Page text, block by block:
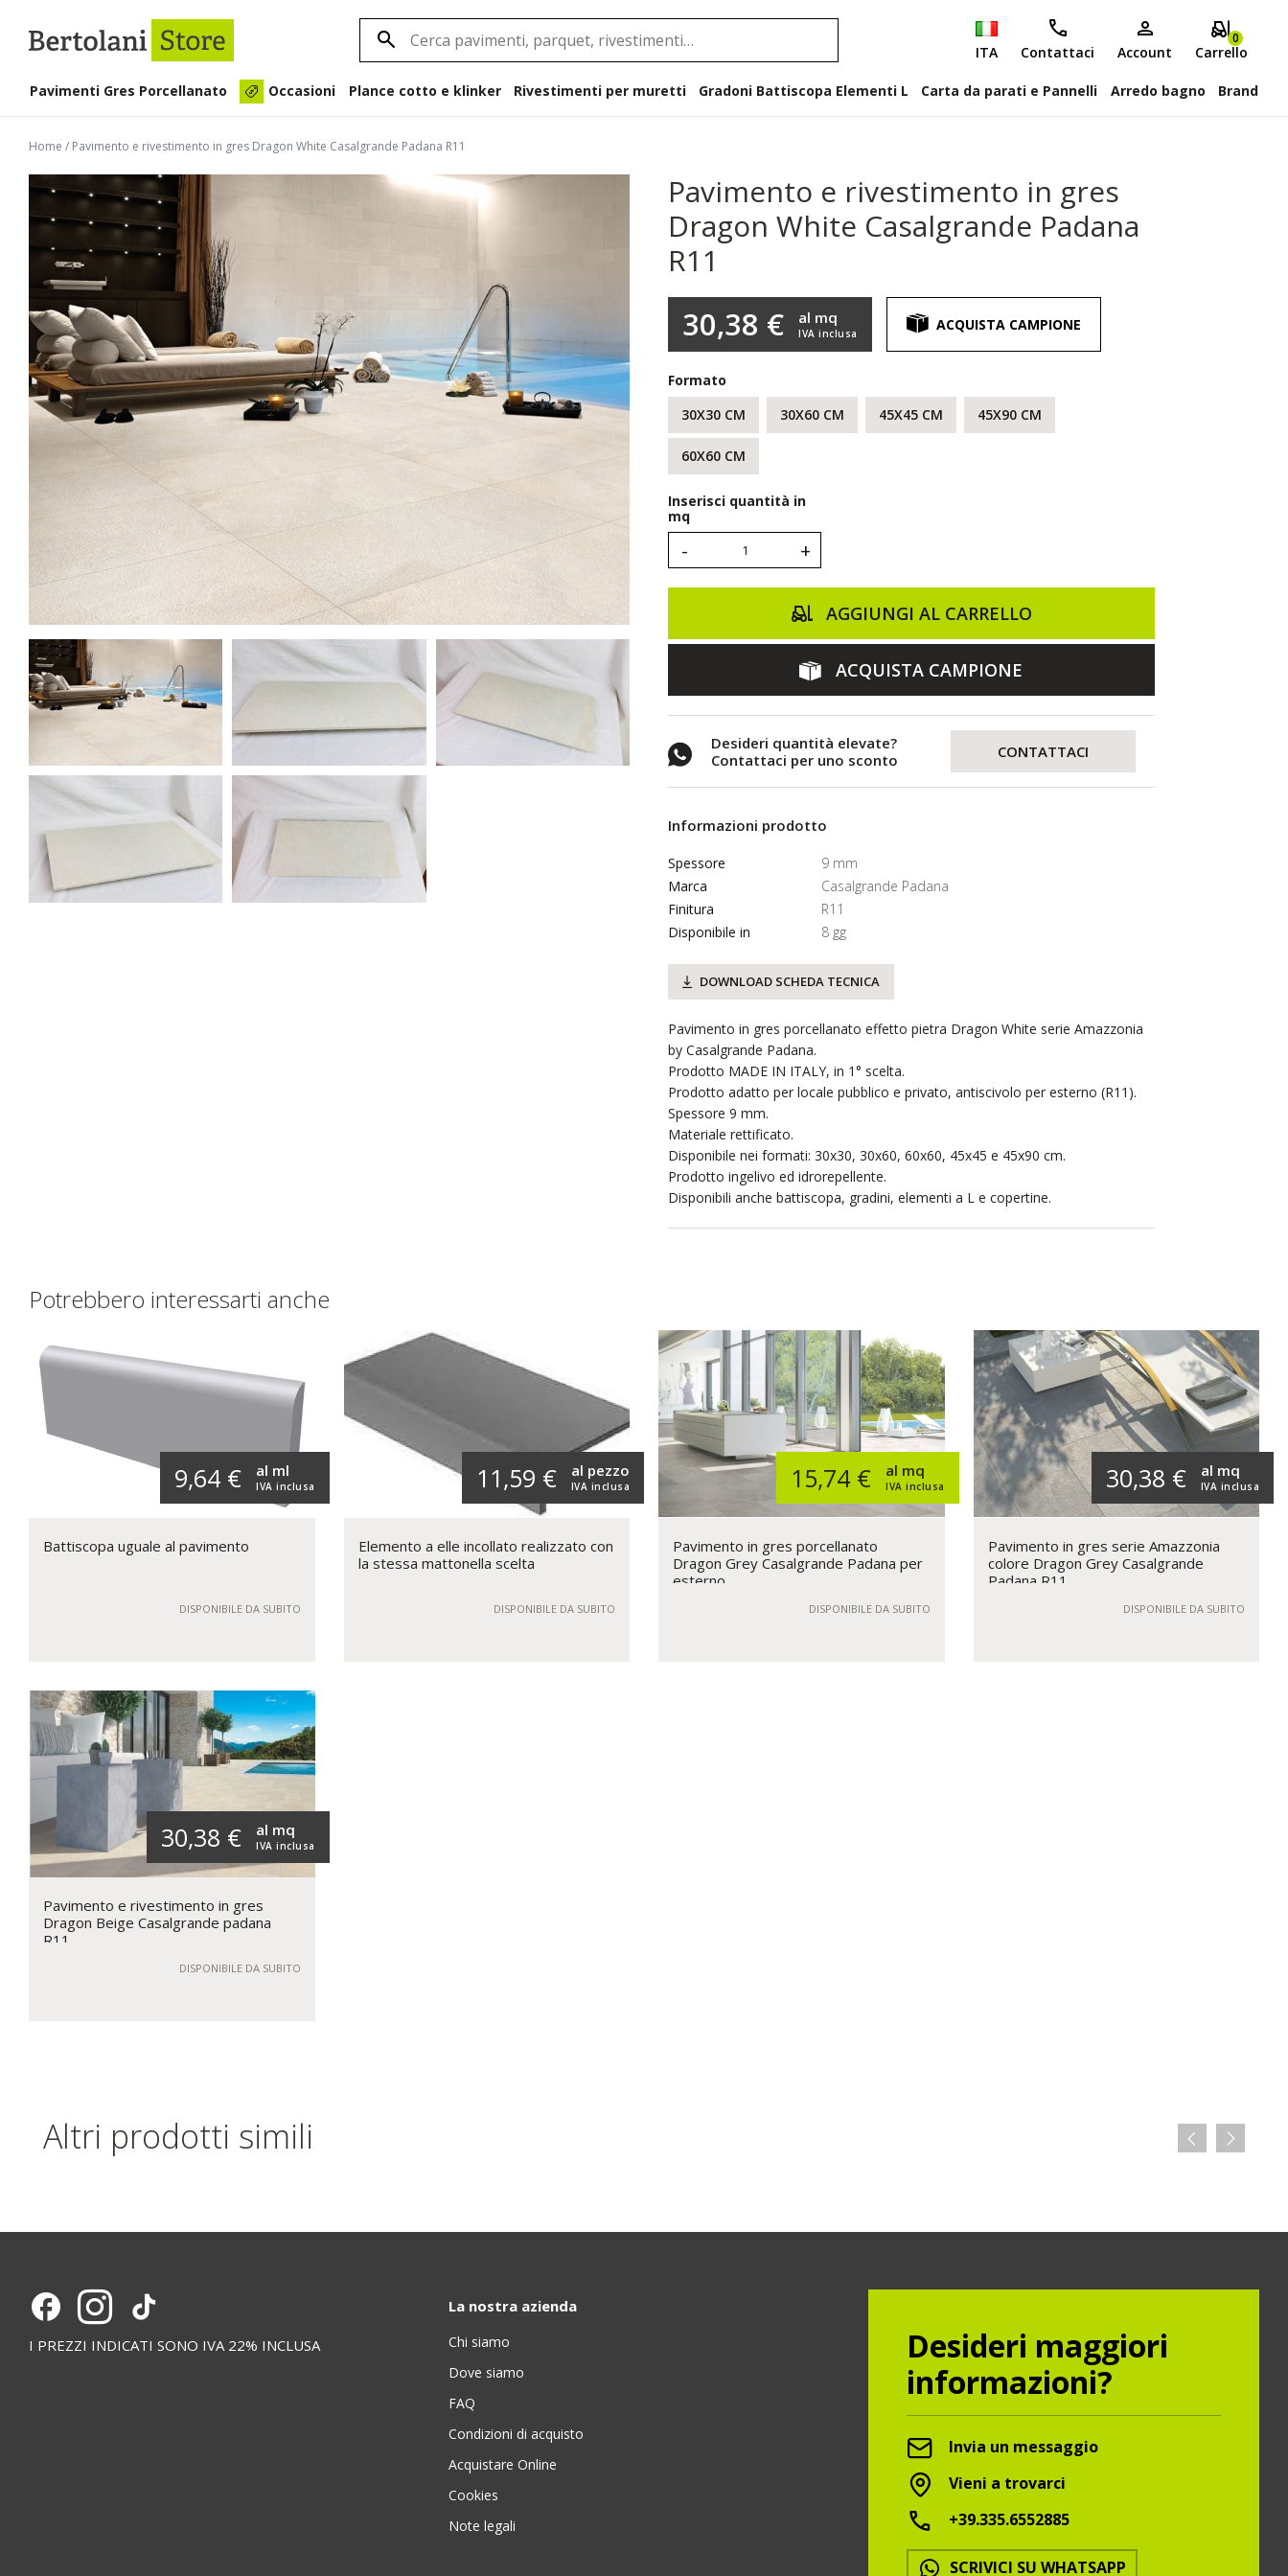
ITA Contattaci Account
0
Carrello
Pavimenti Gres Porcellanato Occasioni Plance cotto e klinker Rivestimenti per muretti Gradoni Battiscopa Elementi L Carta da parati e Pannelli Arredo bagno Brand
Home / Pavimento e rivestimento in gres Dragon White Casalgrande Padana R11
Pavimento e rivestimento in gres
Dragon White Casalgrande Padana
R11
30,38 € IVA inclusa
al mq ACQUISTA CAMPIONE
Formato
30X30 CM
30X60 CM 45X45 CM 45X90 CM
60X60 CM
Inserisci quantità in
mq
- +
AGGIUNGI AL CARRELLO
ACQUISTA CAMPIONE
Desideri quantità elevate?
Contattaci per uno sconto
CONTATTACI
Informazioni prodotto
Spessore
9 mm
Marca
Casalgrande Padana
Finitura
R11
Disponibile in
8 gg
DOWNLOAD SCHEDA TECNICA
Pavimento in gres porcellanato effetto pietra Dragon White serie Amazzonia
by Casalgrande Padana.
Prodotto MADE IN ITALY, in 1° scelta.
Prodotto adatto per locale pubblico e privato, antiscivolo per esterno (R11).
Spessore 9 mm.
Materiale rettificato.
Disponibile nei formati: 30x30, 30x60, 60x60, 45x45 e 45x90 cm.
Prodotto ingelivo ed idrorepellente.
Disponibili anche battiscopa, gradini, elementi a L e copertine.
Potrebbero interessarti anche
9,64 € IVA inclusa
al ml
Battiscopa uguale al pavimento
DISPONIBILE DA SUBITO
11,59 € IVA inclusa
al pezzo
Elemento a elle incollato realizzato con
la stessa mattonella scelta
DISPONIBILE DA SUBITO
15,74 € IVA inclusa
al mq
Pavimento in gres porcellanato
Dragon Grey Casalgrande Padana per
esterno
DISPONIBILE DA SUBITO
30,38 € IVA inclusa
al mq
Pavimento in gres serie Amazzonia
colore Dragon Grey Casalgrande
Padana R11
DISPONIBILE DA SUBITO
30,38 € IVA inclusa
al mq
Pavimento e rivestimento in gres
Dragon Beige Casalgrande padana
R11
DISPONIBILE DA SUBITO
Altri prodotti simili
I PREZZI INDICATI SONO IVA 22% INCLUSA
La nostra azienda
Chi siamo
Dove siamo
FAQ
Condizioni di acquisto
Acquistare Online
Cookies
Note legali
Desideri maggiori
informazioni?
Invia un messaggio
Vieni a trovarci
+39.335.6552885
SCRIVICI SU WHATSAPP